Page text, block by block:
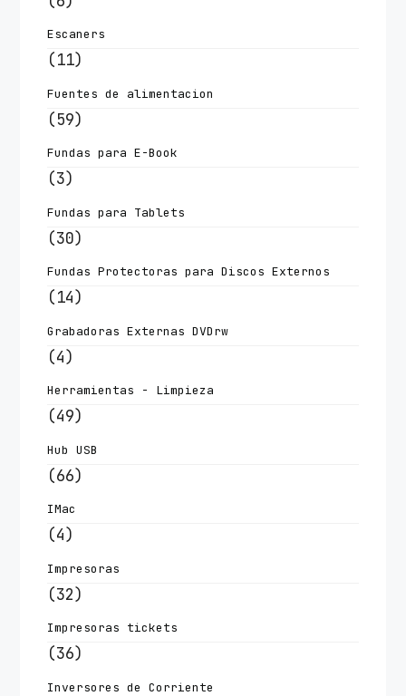
Escaners
(11)
Fuentes de alimentacion
(59)
Fundas para E-Book
(3)
Fundas para Tablets
(30)
Fundas Protectoras para Discos Externos
(14)
Grabadoras Externas DVDrw
(4)
Herramientas - Limpieza
(49)
Hub USB
(66)
IMac
(4)
Impresoras
(32)
Impresoras tickets
(36)
Inversores de Corriente